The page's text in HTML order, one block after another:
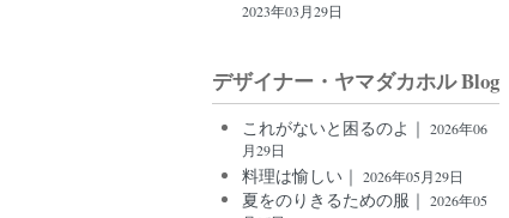
2023年03月29日
デザイナー・ヤマダカホル Blog
これがないと困るのよ｜ 2026年06
月29日
料理は愉しい｜ 2026年05月29日
夏をのりきるための服｜ 2026年05